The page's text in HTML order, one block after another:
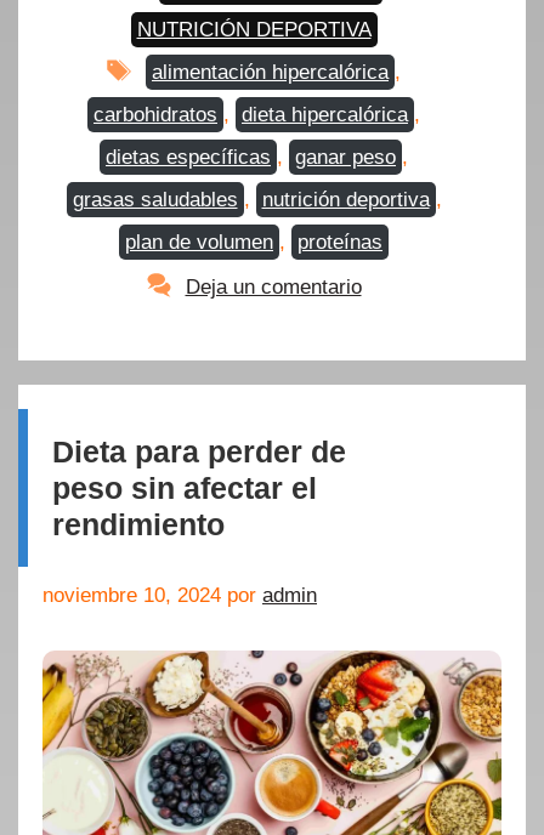
NUTRICIÓN DEPORTIVA
Etiquetas
alimentación hipercalórica ,
carbohidratos , dieta hipercalórica ,
dietas específicas , ganar peso ,
grasas saludables , nutrición deportiva ,
plan de volumen ,
proteínas
Deja un comentario
Dieta para perder de
peso sin afectar el
rendimiento
noviembre 10, 2024 por admin